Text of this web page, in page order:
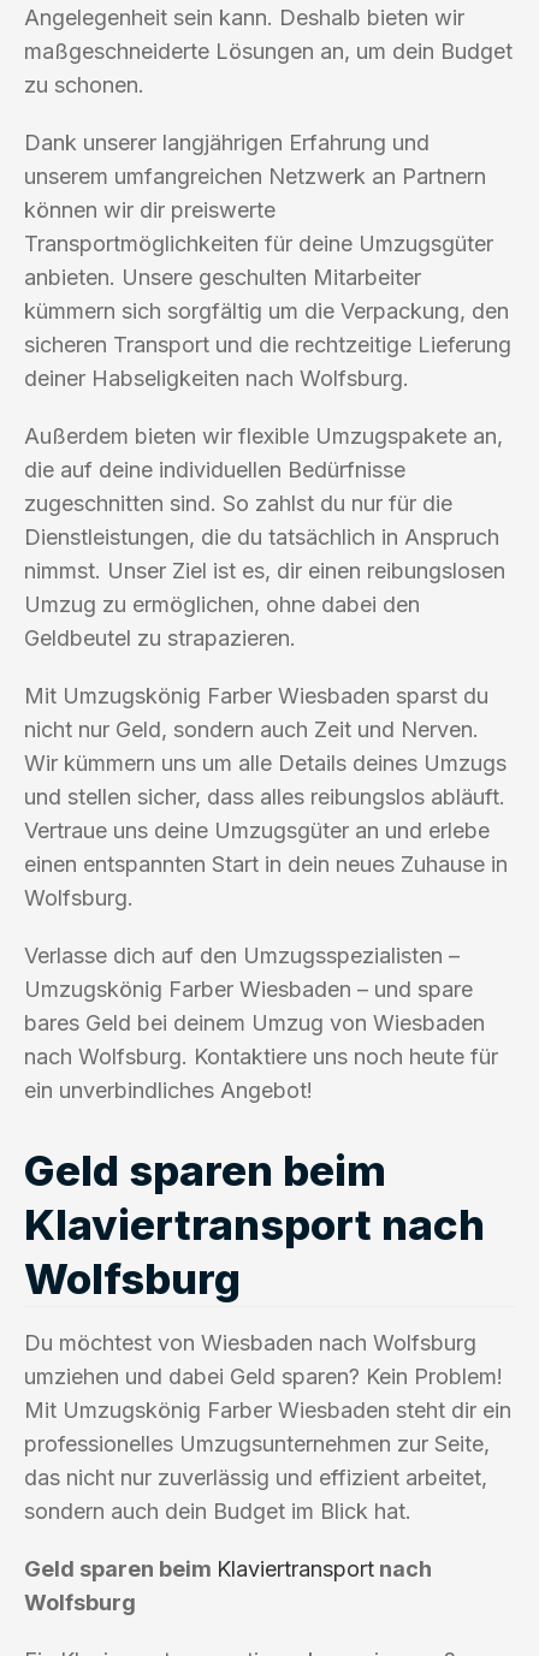
Angelegenheit sein kann. Deshalb bieten wir
maßgeschneiderte Lösungen an, um dein Budget
zu schonen.
Dank unserer langjährigen Erfahrung und
unserem umfangreichen Netzwerk an Partnern
können wir dir preiswerte
Transportmöglichkeiten für deine Umzugsgüter
anbieten. Unsere geschulten Mitarbeiter
kümmern sich sorgfältig um die Verpackung, den
sicheren Transport und die rechtzeitige Lieferung
deiner Habseligkeiten nach Wolfsburg.
Außerdem bieten wir flexible Umzugspakete an,
die auf deine individuellen Bedürfnisse
zugeschnitten sind. So zahlst du nur für die
Dienstleistungen, die du tatsächlich in Anspruch
nimmst. Unser Ziel ist es, dir einen reibungslosen
Umzug zu ermöglichen, ohne dabei den
Geldbeutel zu strapazieren.
Mit Umzugskönig Farber Wiesbaden sparst du
nicht nur Geld, sondern auch Zeit und Nerven.
Wir kümmern uns um alle Details deines Umzugs
und stellen sicher, dass alles reibungslos abläuft.
Vertraue uns deine Umzugsgüter an und erlebe
einen entspannten Start in dein neues Zuhause in
Wolfsburg.
Verlasse dich auf den Umzugsspezialisten –
Umzugskönig Farber Wiesbaden – und spare
bares Geld bei deinem Umzug von Wiesbaden
nach Wolfsburg. Kontaktiere uns noch heute für
ein unverbindliches Angebot!
Geld sparen beim
Klaviertransport nach
Wolfsburg
Du möchtest von Wiesbaden nach Wolfsburg
umziehen und dabei Geld sparen? Kein Problem!
Mit Umzugskönig Farber Wiesbaden steht dir ein
professionelles Umzugsunternehmen zur Seite,
das nicht nur zuverlässig und effizient arbeitet,
sondern auch dein Budget im Blick hat.
Geld sparen beim Klaviertransport nach
Wolfsburg